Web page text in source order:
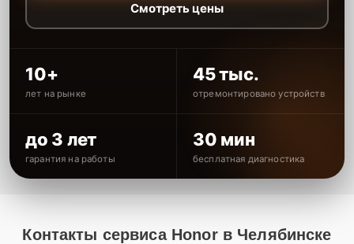
Смотреть цены
10+
лет на рынке
45 тыс.
отремонтировано устройств
до 3 лет
гарантия на работы
30 мин
бесплатная диагностика
Контакты сервиса Honor в Челябинске